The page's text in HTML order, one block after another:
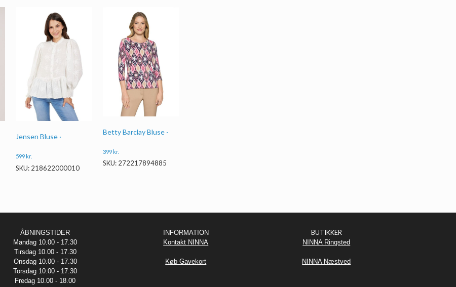
Jensen Bluse ·
599 kr.
SKU: 218622000010
Betty Barclay Bluse ·
399kr.
SKU: 272217894885
ÅBNINGSTIDER
Mandag 10.00 - 17.30
Tirsdag 10.00 - 17.30
Onsdag 10.00 - 17.30
Torsdag 10.00 - 17.30
Fredag 10.00 - 18.00
INFORMATION
Kontakt NINNA
Køb Gavekort
BUTIKKER
NINNA Ringsted
NINNA Næstved